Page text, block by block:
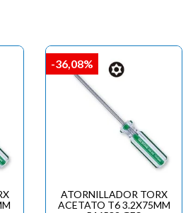
ATORNILLADOR TORX
ACETATO T6 3.2X75MM
-36,08%